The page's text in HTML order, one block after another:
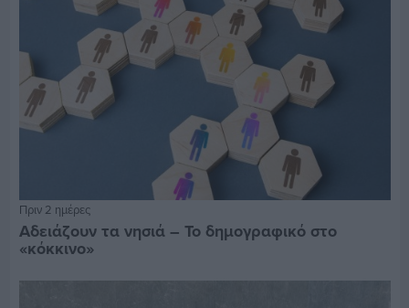
Πριν 2 ημέρες
Αδειάζουν τα νησιά – Το δημογραφικό στο
«κόκκινο»